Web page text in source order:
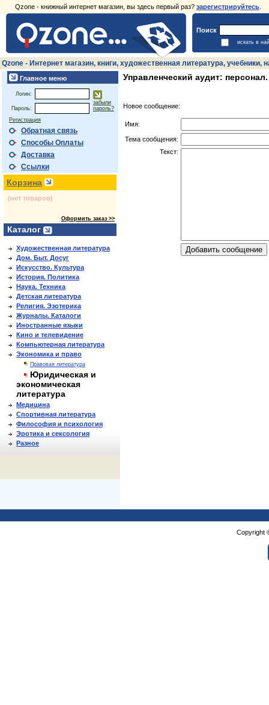
Qzone - книжный интернет магазин, вы здесь первый раз? зарегистрируйтесь
Поиск
искать в
Qzone - Интернет магазин, книги, художественная литература,
Главное меню
Логин:
Пароль:
забыли
пароль?
Регистрация
Обратная связь
Способы Оплаты
Доставка
Ссылки
Корзина
(нет товаров)
Оформить заказ >>
Каталог
Художественная литература
Дом. Быт. Досуг
Искусство. Культура
История. Политика
Наука. Техника
Детская литература
Религия. Эзотерика
Журналы. Каталоги
Иностранные языки
Кино и телевидение
Компьютерная литература
Экономика и право
Правовая литература
Юридическая и
экономическая
литература
Медицина
Спортивная литература
Философия и психология
Эротика и сексология
Разное
Управленческий аудит: персонал.
Новое сообщение:
Имя:
Тема сообщения:
Текст:
Copyright